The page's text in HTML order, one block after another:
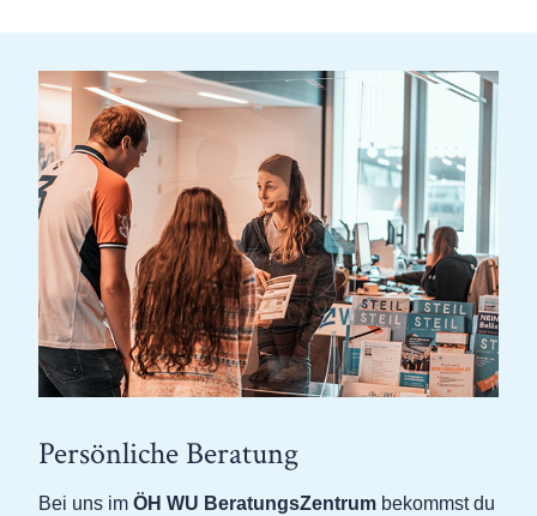
Persönliche Beratung
Bei uns im ÖH WU BeratungsZentrum bekommst du